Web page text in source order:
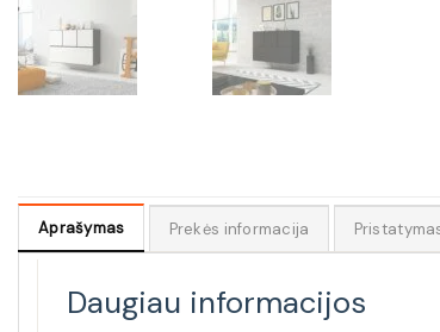
Aprašymas Prekės informacija
Daugiau informacijos